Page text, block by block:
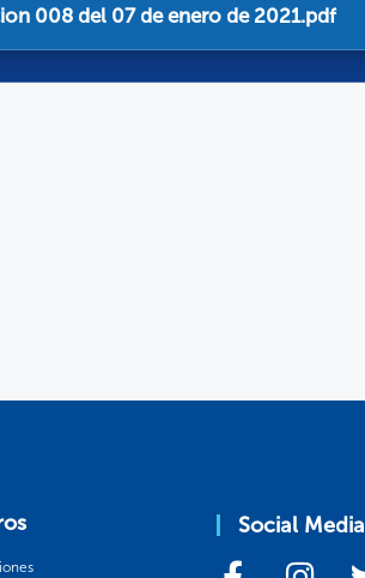
008 del 07 de enero de 2021.pdf
Social Media